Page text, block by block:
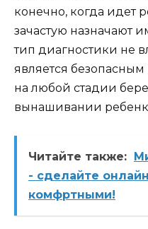
конечно, когда идет
зачастую назначают
тип диагностики не
является
на любой стадии
вынашивании
Читайте также:
- сделайте
комфртными!